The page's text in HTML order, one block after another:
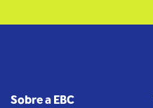
Sobre a EBC